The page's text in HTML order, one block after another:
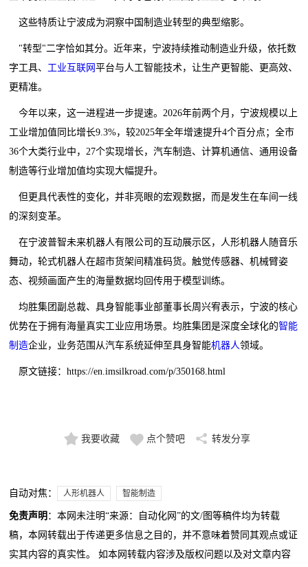
这些特质让宁波成为洞察中国制造业转型的典型缩影。
"转型"二字恰如其分。近年来，宁波持续推动制造业升级，依托数
字工具、 工业互联网平台与人工智能技术，让生产更智能、更高效、
更精准。
今年以来，这一进程进一步提速。2026年前两个月，宁波规模以上
工业增加值同比增长9.3%，较2025年全年增速提升4个百分点；全市
36个大类行业中，27个实现增长，汽车制造、计算机通信、通用设备
制造等行业增加值均实现大幅提升。
但更具代表性的变化，并非亮眼的宏观数据，而是发生在车间一线
的深刻变革。
在宁波普智未来机器人有限公司的互动展示区，人形机器人随音乐
舞动，轮式机器人在超市货架间精准码货。触觉传感器、机械臂姿
态、视频画面产生的海量数据均回传用于模型训练。
均胜集团副总裁、具身智能事业部董事长周兴宥表示，宁波的核心
优势在于拥有海量真实工业应用场景。均胜集团是深度全球化的智能
制造企业，业务范围从汽车系统延伸至具身智能机器人领域。
原文链接：https://en.imsilkroad.com/p/350168.html
我要收藏 点个赞吧 转发分享
自动对焦： 人形机器人 智能制造
免责声明 ：本网未注明“来源：自动化网”的文/图等稿件均为转载
稿，本网转载出于传递更多信息之目的，并不意味着赞同其观点或证
实其内容的真实性。 如本网转载内容涉及版权问题以及对文章内容